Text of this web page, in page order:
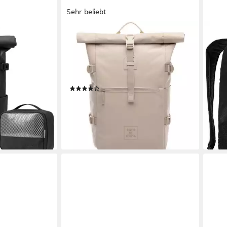
Rolltop
Case &
Herren
-
bei dir
Sehr beliebt
SONS OF ALOHA
Rucksack XL RollTop Rucksack
KANE erweiterbar Laptop-Fach groß,
Tagesrucksack Laptopfach aus
recyceltem Plastik, Daypack viele
Fächer
(40)
lieferbar - in 2-3 Werktagen bei dir
ab